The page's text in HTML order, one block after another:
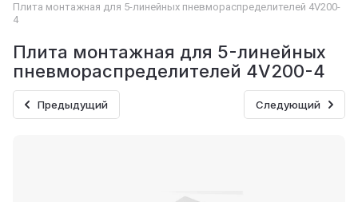
Плита монтажная для 5-линейных пневмораспределителей 4V200-
4
Плита монтажная для 5-линейных
пневмораспределителей 4V200-4
Предыдущий Следующий